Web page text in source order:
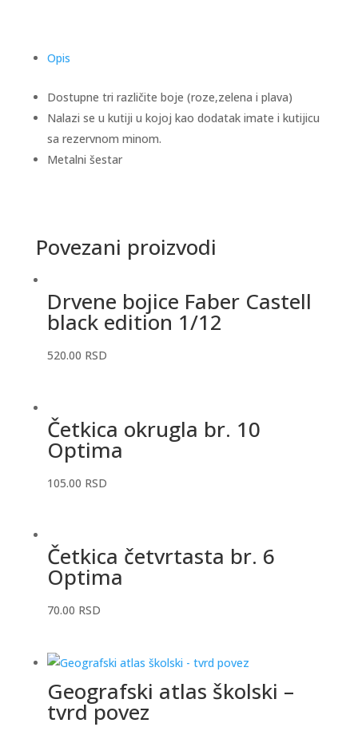
Opis
Dostupne tri različite boje (roze,zelena i plava)
Nalazi se u kutiji u kojoj kao dodatak imate i kutijicu
sa rezervnom minom.
Metalni šestar
Povezani proizvodi
Drvene bojice Faber Castell
black edition 1/12
520.00 RSD
Četkica okrugla br. 10
Optima
105.00 RSD
Četkica četvrtasta br. 6
Optima
70.00 RSD
Geografski atlas školski –
tvrd povez